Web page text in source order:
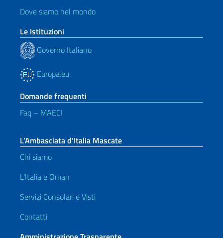
Dove siamo nel mondo
Le Istituzioni
Governo Italiano
Europa.eu
Domande frequenti
Faq – MAECI
L’Ambasciata d’Italia Mascate
Chi siamo
L’Italia e Oman
Servizi Consolari e Visti
Contatti